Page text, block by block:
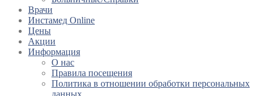
Врачи
Инстамед Online
Цены
Акции
Информация
О нас
Правила посещения
Политика в отношении обработки персональных
данных